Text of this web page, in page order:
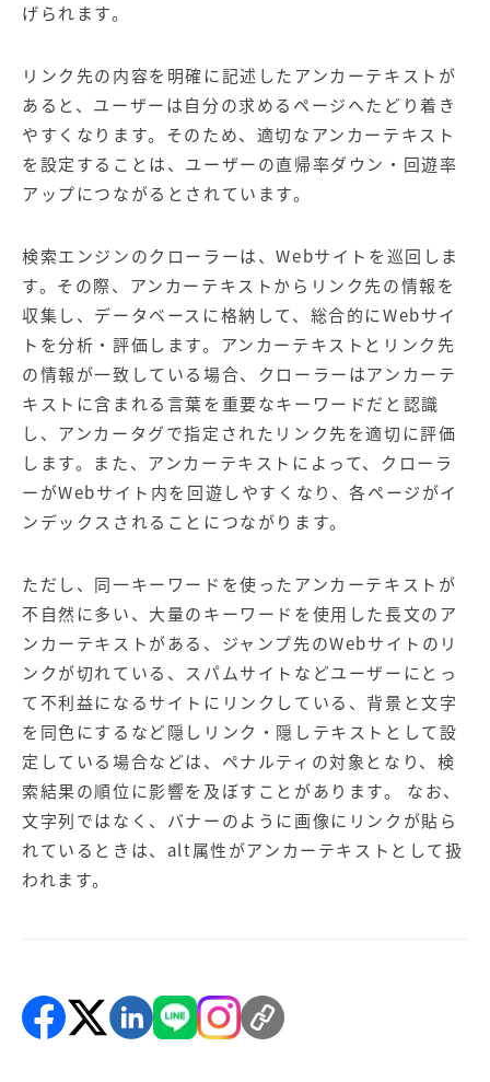
WEBプラス
げられます。
リンク先の内容を明確に記述したアンカーテキストが
あると、ユーザーは自分の求めるページへたどり着き
やすくなります。そのため、適切なアンカーテキスト
を設定することは、ユーザーの直帰率ダウン・回遊率
アップにつながるとされています。
検索エンジンのクローラーは、Webサイトを巡回しま
す。その際、アンカーテキストからリンク先の情報を
収集し、データベースに格納して、総合的にWebサイ
トを分析・評価します。アンカーテキストとリンク先
の情報が一致している場合、クローラーはアンカーテ
キストに含まれる言葉を重要なキーワードだと認識
し、アンカータグで指定されたリンク先を適切に評価
します。また、アンカーテキストによって、クローラ
ーがWebサイト内を回遊しやすくなり、各ページがイ
ンデックスされることにつながります。
ただし、同一キーワードを使ったアンカーテキストが
不自然に多い、大量のキーワードを使用した長文のア
ンカーテキストがある、ジャンプ先のWebサイトのリ
ンクが切れている、スパムサイトなどユーザーにとっ
て不利益になるサイトにリンクしている、背景と文字
を同色にするなど隠しリンク・隠しテキストとして設
定している場合などは、ペナルティの対象となり、検
索結果の順位に影響を及ぼすことがあります。 なお、
文字列ではなく、バナーのように画像にリンクが貼ら
れているときは、alt属性がアンカーテキストとして扱
われます。